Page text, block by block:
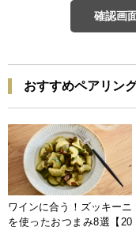
確認画
おすすめペアリン
ワインに合う！ズッキーニ
を使ったおつまみ8選【20